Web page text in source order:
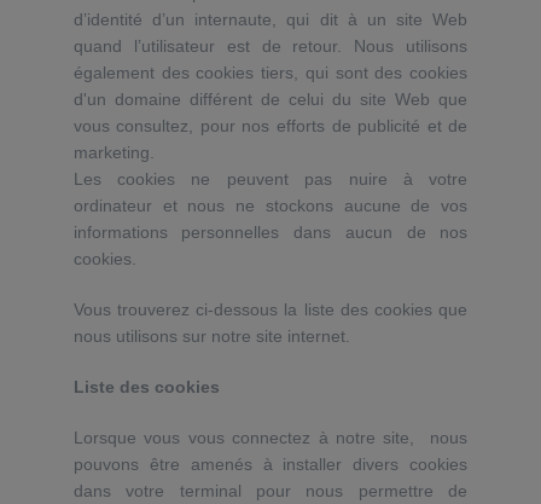
d’identité d’un internaute, qui dit à un site Web
quand l’utilisateur est de retour. Nous utilisons
également des cookies tiers, qui sont des cookies
d'un domaine différent de celui du site Web que
vous consultez, pour nos efforts de publicité et de
marketing.
Les cookies ne peuvent pas nuire à votre
ordinateur et nous ne stockons aucune de vos
informations personnelles dans aucun de nos
cookies.
Vous trouverez ci-dessous la liste des cookies que
nous utilisons sur notre site internet.
Liste des cookies
Lorsque vous vous connectez à notre site, nous
pouvons être amenés à installer divers cookies
dans votre terminal pour nous permettre de